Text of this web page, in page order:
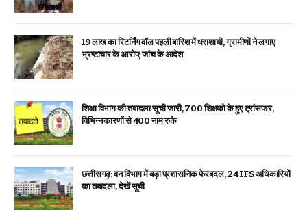
19 लाख का रिटर्निंग वॉल पहली बारिश में धराशायी, ग्रामीणों ने लगाए
भ्रष्टाचार के आरोप; जांच के आदेश
शिक्षा विभाग की तबादला सूची जारी, 700 शिक्षको के हुए ट्रांसफर,
विभिन्न कारणों से 400 नाम रुके
छत्तीसगढ़: वन विभाग में बड़ा प्रशासनिक फेरबदल, 24 IFS अधिकारियों
का तबादला, देखें सूची